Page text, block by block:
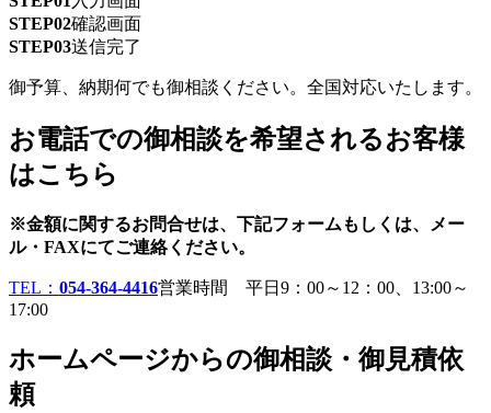
STEP02確認画面
STEP03送信完了
御予算、納期何でも御相談ください。全国対応いたします。
お電話での御相談を希望されるお客様
はこちら
※金額に関するお問合せは、下記フォームもしくは、メー
ル・FAXにてご連絡ください。
TEL： 054-364-4416営業時間 平日9：00～12：00、13:00～
17:00
ホームページからの御相談・御見積依
頼